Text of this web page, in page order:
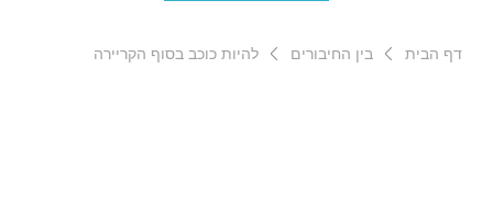
דף הבית בין החיבורים להיות כוכב בסוף הקריירה